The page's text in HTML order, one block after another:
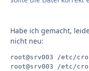
Habe ich gemacht,
nicht neu:
root@srv003 /etc/
root@srv003 /etc/